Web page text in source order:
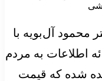
محمود آل‌بویه با
اطلاعات به مردم
شده که قیمت